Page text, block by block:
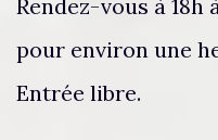
Rendez-vous à 18h
pour environ une
Entrée libre.